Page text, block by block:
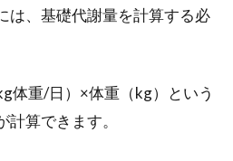
新し...
は、基礎代謝量を計算する必
体重/日）×体重（kg）という
算できます。